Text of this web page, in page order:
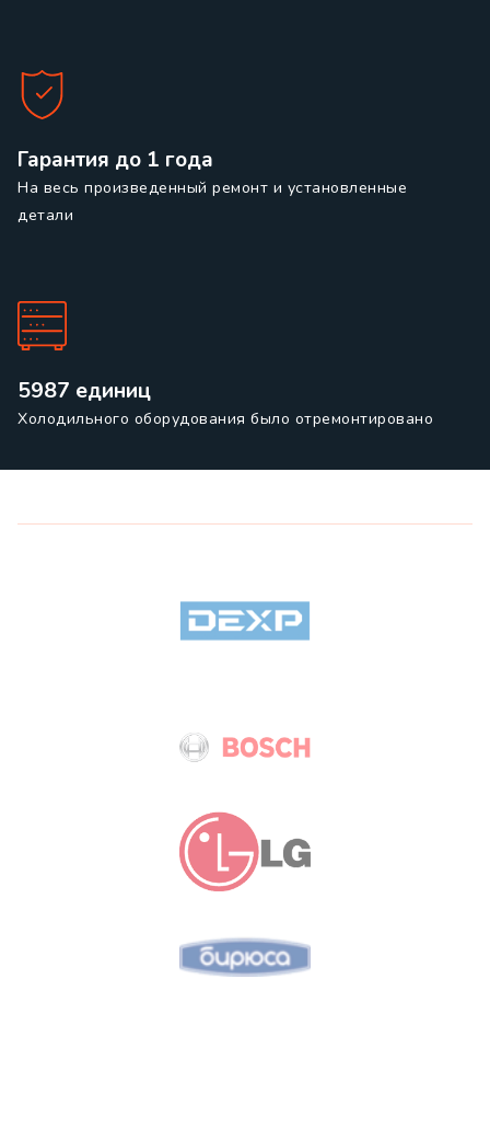
Гарантия до 1 года
На весь произведенный ремонт и установленные
детали
5987 единиц
Холодильного оборудования было отремонтировано